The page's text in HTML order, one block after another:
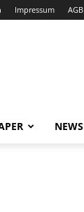
Impressum AGB